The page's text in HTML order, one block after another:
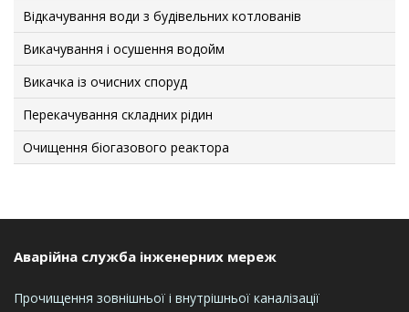
Відкачування води з будівельних котлованів
Викачування і осушення водойм
Викачка із очисних споруд
Перекачування складних рідин
Очищення біогазового реактора
Аварійна служба інженерних мереж
Прочищення зовнішньої і внутрішньої каналізації